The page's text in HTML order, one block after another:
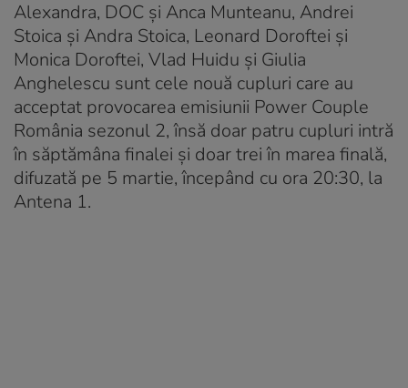
Alexandra, DOC și Anca Munteanu, Andrei
Stoica și Andra Stoica, Leonard Doroftei și
Monica Doroftei, Vlad Huidu și Giulia
Anghelescu sunt cele nouă cupluri care au
acceptat provocarea emisiunii Power Couple
România sezonul 2, însă doar patru cupluri intră
în săptămâna finalei și doar trei în marea finală,
difuzată pe 5 martie, începând cu ora 20:30, la
Antena 1.